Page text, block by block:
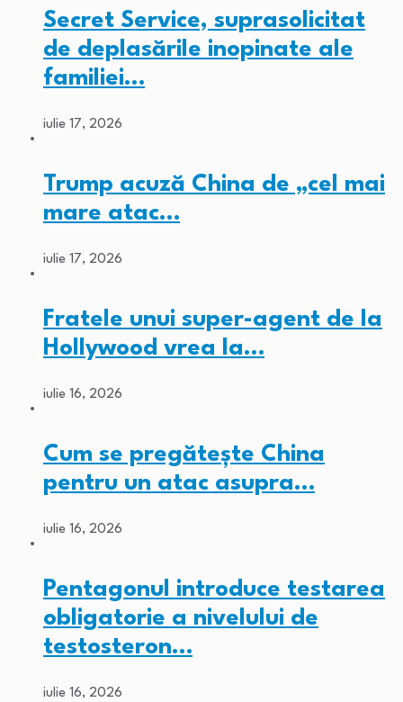
Secret Service, suprasolicitat
de deplasările inopinate ale
familiei…
iulie 17, 2026
Trump acuză China de „cel mai
mare atac…
iulie 17, 2026
Fratele unui super-agent de la
Hollywood vrea la…
iulie 16, 2026
Cum se pregătește China
pentru un atac asupra…
iulie 16, 2026
Pentagonul introduce testarea
obligatorie a nivelului de
testosteron…
iulie 16, 2026